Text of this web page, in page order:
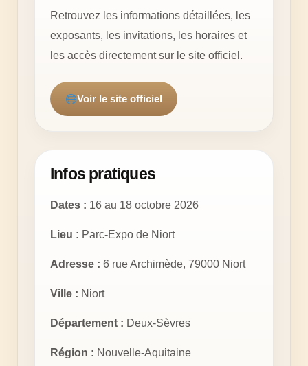
Retrouvez les informations détaillées, les
exposants, les invitations, les horaires et
les accès directement sur le site officiel.
Voir le site officiel
Infos pratiques
Dates : 16 au 18 octobre 2026
Lieu : Parc-Expo de Niort
Adresse : 6 rue Archimède, 79000 Niort
Ville : Niort
Département : Deux-Sèvres
Région : Nouvelle-Aquitaine